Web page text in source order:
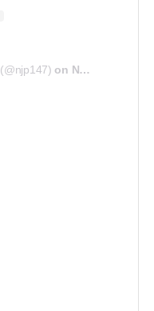
on Nov 3, 2018 at 7:40am PDT